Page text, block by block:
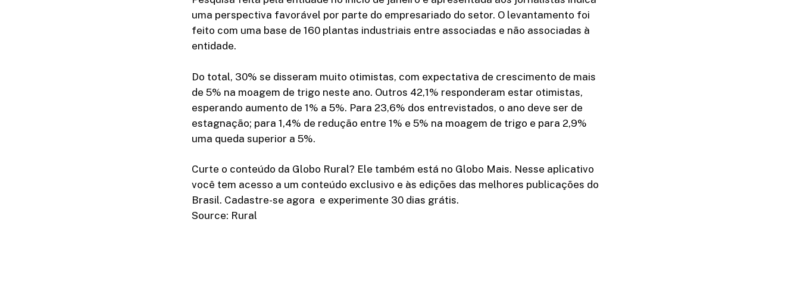
uma perspectiva favorável por parte do empresariado do setor. O levantamento foi
feito com uma base de 160 plantas industriais entre associadas e não associadas à
entidade.
Do total, 30% se disseram muito otimistas, com expectativa de crescimento de mais
de 5% na moagem de trigo neste ano. Outros 42,1% responderam estar otimistas,
esperando aumento de 1% a 5%. Para 23,6% dos entrevistados, o ano deve ser de
estagnação; para 1,4% de redução entre 1% e 5% na moagem de trigo e para 2,9%
uma queda superior a 5%.
Curte o conteúdo da Globo Rural? Ele também está no Globo Mais. Nesse aplicativo
você tem acesso a um conteúdo exclusivo e às edições das melhores publicações do
Brasil. Cadastre-se agora e experimente 30 dias grátis.
Source: Rural